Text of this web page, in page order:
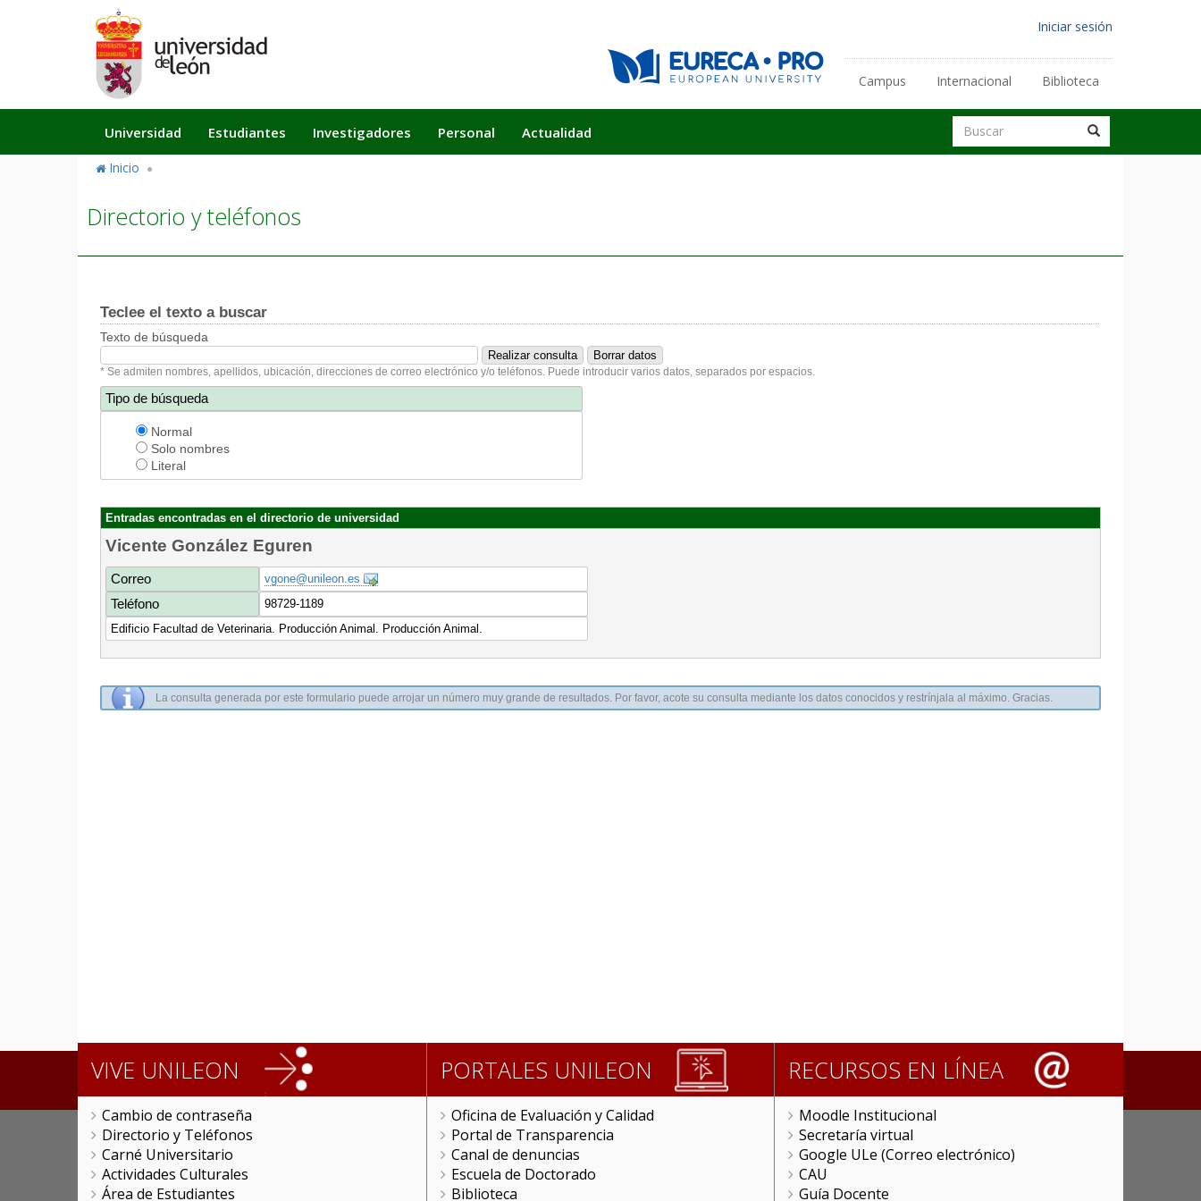
Menú
cuenta
de
usuario
Iniciar sesión
Enlaces
secundarios
Campus Internacional Biblioteca
Buscar
Buscar Buscar
Navegación
principal
Universidad Estudiantes Investigadores Personal Actualidad
Inicio
Directorio y teléfonos
VIVE UNILEON
Cambio de contraseña
Directorio y Teléfonos
Carné Universitario
Actividades Culturales
Área de Estudiantes
PORTALES UNILEON
Oficina de Evaluación y Calidad
Portal de Transparencia
Canal de denuncias
Escuela de Doctorado
Biblioteca
RECURSOS EN LÍNEA
Moodle Institucional
Secretaría virtual
Google ULe (Correo electrónico)
CAU
Guía Docente